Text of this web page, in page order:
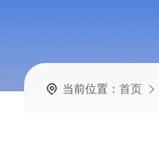
当前位置： 首页